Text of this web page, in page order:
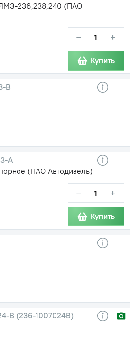
236,238,240 (ПАО
− +
Купить
В
А
(ПАО Автодизель)
− +
Купить
В (236-1007024В)